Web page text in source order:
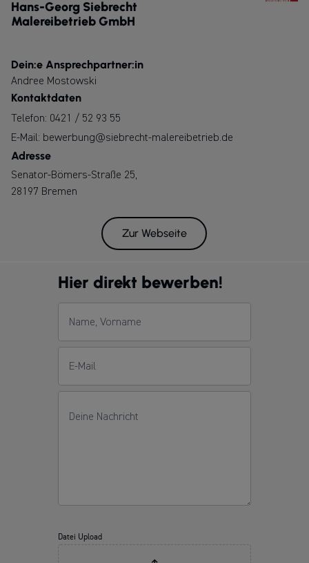
Hans-Georg Siebrecht
Malereibetrieb GmbH
Dein:e Ansprechpartner:in
Andree Mostowski
Kontaktdaten
Telefon: 0421 / 52 93 55
E-Mail: bewerbung@siebrecht-malereibetrieb.de
Adresse
Senator-Bömers-Straße 25,
28197 Bremen
Zur Webseite
Hier direkt bewerben!
Name, Vorname
E-Mail
Deine Nachricht
Datei Upload